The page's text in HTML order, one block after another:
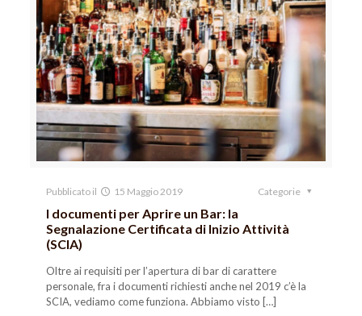
Pubblicato il 15 Maggio 2019 Categorie
I documenti per Aprire un Bar: la
Segnalazione Certificata di Inizio Attività
(SCIA)
Oltre ai requisiti per l’apertura di bar di carattere
personale, fra i documenti richiesti anche nel 2019 c’è la
SCIA, vediamo come funziona. Abbiamo visto […]